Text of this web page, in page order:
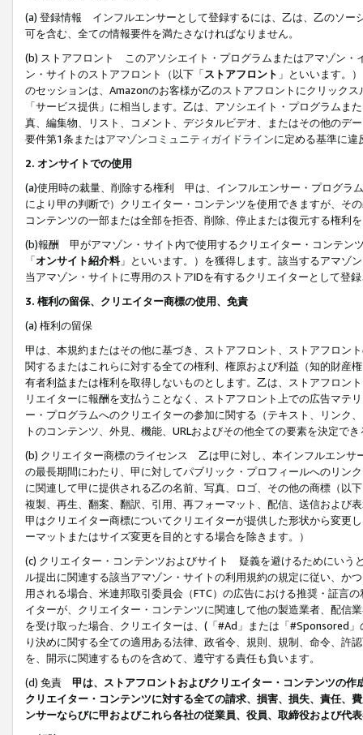
(a) 登録情報 インフルエンサーとして登録するには、乙は、乙のソー
可を含む、全ての情報要件を満たさなければなりません。
(b) ストアフロント このアソシエイト・プログラムまたはアマゾン・
ン・サイトのストアフロント（以下「ストアフロント 」といいます。
のセッションは、Amazonのお客様が乙のストアフロントにクリック
「サービス提供」に相当します。乙は、アソシエイト・プログラム
真、編集物、リスト、コメント、デジタルビデオ、またはその他のデ
要件第1条またはアマゾンコミュニティガイドラインに定める基準に違
2. オンサイトでの使用
(a)使用時の裁量、削除する権利 甲は、インフルエンサー・プログラ
により甲の判断で）クリエイター・コンテンツを使用できますが、そ
コンテンツの一部または全部を拒否、削除、停止または復元する権利
(b)報酬 甲がアマゾン・サイト内で使用するクリエイター・コンテン
「オンサイト紹介料」といいます。）を獲得します。該当するアマゾ
当アマゾン・サイトに専用のストアIDを有するクリエイターとして登
3. 権利の留保、クリエイター商標の使用、免責
(a) 権利の留保
甲は、本規約またはその他に基づき、ストアフロント、ストアフロン
関するまたはこれらに対する全ての権利、権原および利益（知的財産
有者利益または権利を取得しないものとします。乙は、ストアフロン
リエイターに報酬を支払うことなく、ストアフロント上での広告マテ
ー・プログラムへのクリエイターの参加に関する（テキスト、リンク
トのコンテンツ、外見、機能、URLおよびその他全ての要素を決定で
(b) クリエイター商標のライセンス 乙は甲に対し、本インフルエンサ
の最長期間にわたり、甲に対してパブリック・プロフィールへのリン
に関連して甲に提供される乙の名前、写真、ロゴ、その他の商標（以
複製、再生、翻案、翻訳、引用、再フォーマット、配信、送信および
甲はクリエイター商標についてクリエイターが提供した形状から変更
ーマットまたはサイズ変更を目的とする場合を除きます。）
(c) クリエイター・コンテンツおよびサイト 疑義を避けるためにいう
ル提出に関連する該当アマゾン・サイトの利用規約の規定に従い、か
用される場合、米連邦取引委員会（FTC）の広告における推奨・証言
イターが、クリエイター・コンテンツに関連して他の製造業者、配信
を受け取った場合、クリエイターは、(「#Ad」または「#Sponsored
り決めに関する全ての適用ある法律、政省令、規則、規制、命令、許
を、開示に関連するものを含めて、遵守する責任も負います。
(d) 免責 甲は、ストアフロントおよびクリエイター・コンテンツの
クリエイター・コンテンツに対する全ての請求、損害、損失、責任、
ンサーならびに甲およびこれら各社の従業員、役員、取締役および代